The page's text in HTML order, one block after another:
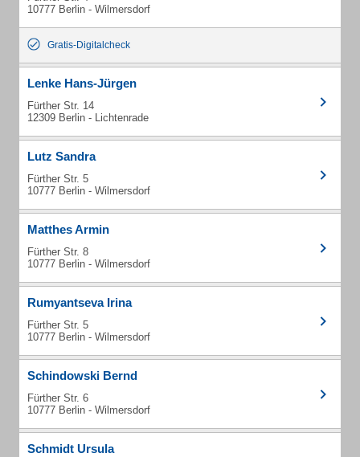
10777 Berlin - Wilmersdorf
Gratis-Digitalcheck
Lenke Hans-Jürgen
Fürther Str. 14
12309 Berlin - Lichtenrade
Lutz Sandra
Fürther Str. 5
10777 Berlin - Wilmersdorf
Matthes Armin
Fürther Str. 8
10777 Berlin - Wilmersdorf
Rumyantseva Irina
Fürther Str. 5
10777 Berlin - Wilmersdorf
Schindowski Bernd
Fürther Str. 6
10777 Berlin - Wilmersdorf
Schmidt Ursula